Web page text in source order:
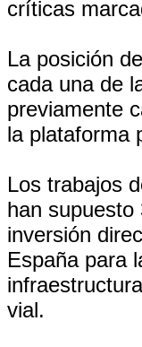
críticas
La posición
cada una de
previamente
la plataforma
Los trabajos
han supuesto
inversión
España para
vial.